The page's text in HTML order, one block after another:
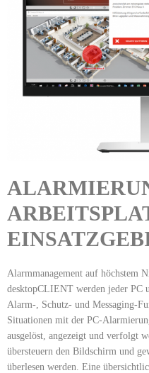
Alarmmanagement auf höchstem
desktopCLIENT werden jeder PC
Alarm-, Schutz- und Messaging-
Situationen mit der PC-
ausgelöst, angezeigt und verfolgt
übersteuern den Bildschirm und
überlesen werden. Eine